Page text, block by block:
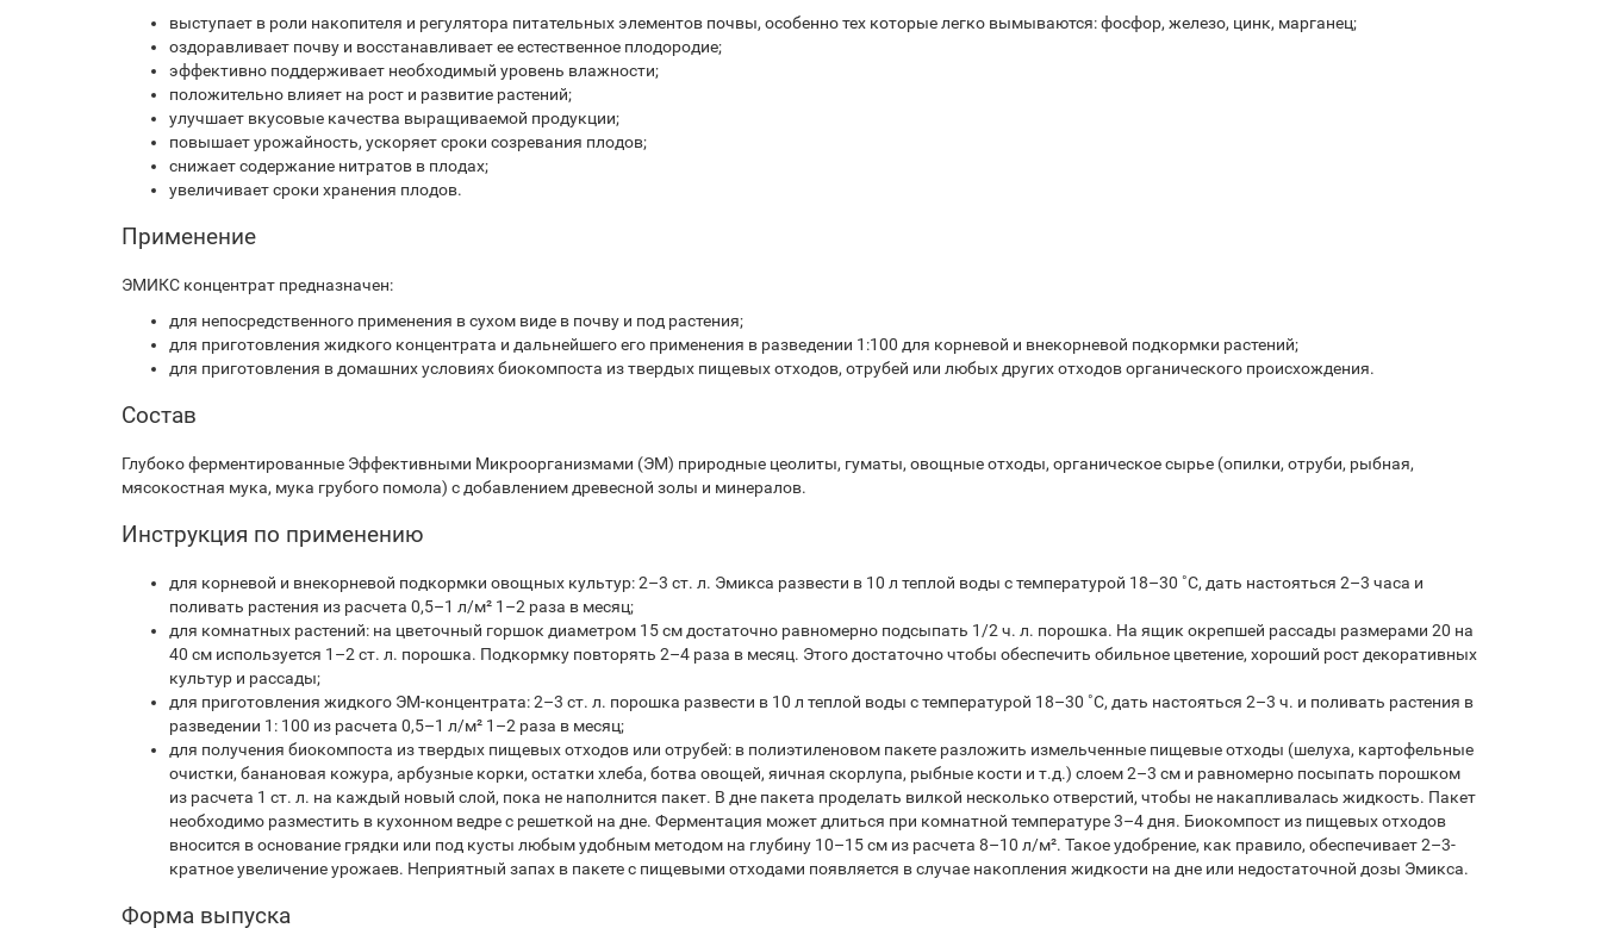
выступает в роли накопителя и регулятора питательных элементов почвы, особенно тех которые легко вымываются: фосфор, железо, цинк, марганец;
оздоравливает почву и восстанавливает ее естественное плодородие;
эффективно поддерживает необходимый уровень влажности;
положительно влияет на рост и развитие растений;
улучшает вкусовые качества выращиваемой продукции;
повышает урожайность, ускоряет сроки созревания плодов;
снижает содержание нитратов в плодах;
увеличивает сроки хранения плодов.
Применение
ЭМИКС концентрат предназначен:
для непосредственного применения в сухом виде в почву и под растения;
для приготовления жидкого концентрата и дальнейшего его применения в разведении 1:100 для корневой и внекорневой подкормки растений;
для приготовления в домашних условиях биокомпоста из твердых пищевых отходов, отрубей или любых других отходов органического происхождения.
Состав
Глубоко ферментированные Эффективными Микроорганизмами (ЭМ) природные цеолиты, гуматы, овощные отходы, органическое сырье (опилки, отруби, рыбная,
мясокостная мука, мука грубого помола) с добавлением древесной золы и минералов.
Инструкция по применению
для корневой и внекорневой подкормки овощных культур: 2–3 ст. л. Эмикса развести в 10 л теплой воды с температурой 18–30 ˚С, дать настояться 2–3 часа и
поливать растения из расчета 0,5–1 л/м² 1–2 раза в месяц;
для комнатных растений: на цветочный горшок диаметром 15 см достаточно равномерно подсыпать 1/2 ч. л. порошка. На ящик окрепшей рассады размерами 20 на
40 см используется 1–2 ст. л. порошка. Подкормку повторять 2–4 раза в месяц. Этого достаточно чтобы обеспечить обильное цветение, хороший рост декоративных
культур и рассады;
для приготовления жидкого ЭМ-концентрата: 2–3 ст. л. порошка развести в 10 л теплой воды с температурой 18–30 ˚С, дать настояться 2–3 ч. и поливать растения в
разведении 1: 100 из расчета 0,5–1 л/м² 1–2 раза в месяц;
для получения биокомпоста из твердых пищевых отходов или отрубей: в полиэтиленовом пакете разложить измельченные пищевые отходы (шелуха, картофельные
очистки, банановая кожура, арбузные корки, остатки хлеба, ботва овощей, яичная скорлупа, рыбные кости и т.д.) слоем 2–3 см и равномерно посыпать порошком
из расчета 1 ст. л. на каждый новый слой, пока не наполнится пакет. В дне пакета проделать вилкой несколько отверстий, чтобы не накапливалась жидкость. Пакет
необходимо разместить в кухонном ведре с решеткой на дне. Ферментация может длиться при комнатной температуре 3–4 дня. Биокомпост из пищевых отходов
вносится в основание грядки или под кусты любым удобным методом на глубину 10–15 см из расчета 8–10 л/м². Такое удобрение, как правило, обеспечивает 2–3-
кратное увеличение урожаев. Неприятный запах в пакете с пищевыми отходами появляется в случае накопления жидкости на дне или недостаточной дозы Эмикса.
Форма выпуска